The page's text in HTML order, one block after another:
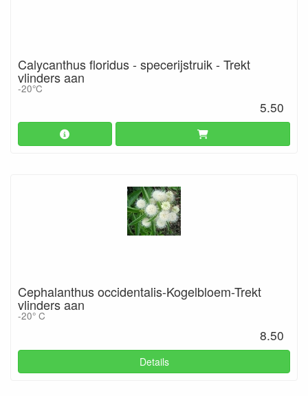
Calycanthus floridus - specerijstruik - Trekt
vlinders aan
-20°C
5.50
Cephalanthus occidentalis-Kogelbloem-Trekt
vlinders aan
-20° C
8.50
Details